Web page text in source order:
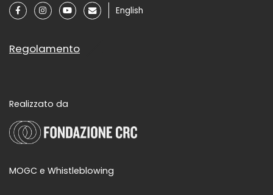
English
Regolamento
Realizzato da
MOGC e Whistleblowing